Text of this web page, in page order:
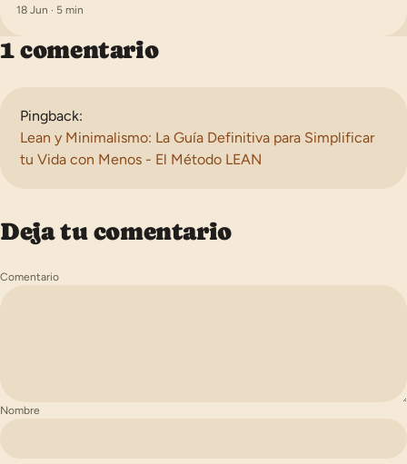
18 Jun · 5 min
1 comentario
Pingback:
Lean y Minimalismo: La Guía Definitiva para Simplificar
tu Vida con Menos - El Método LEAN
Deja tu comentario
Comentario
Nombre